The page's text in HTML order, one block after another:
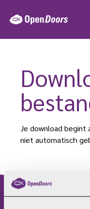
naar
inhoud
Je download begint
niet automatisch